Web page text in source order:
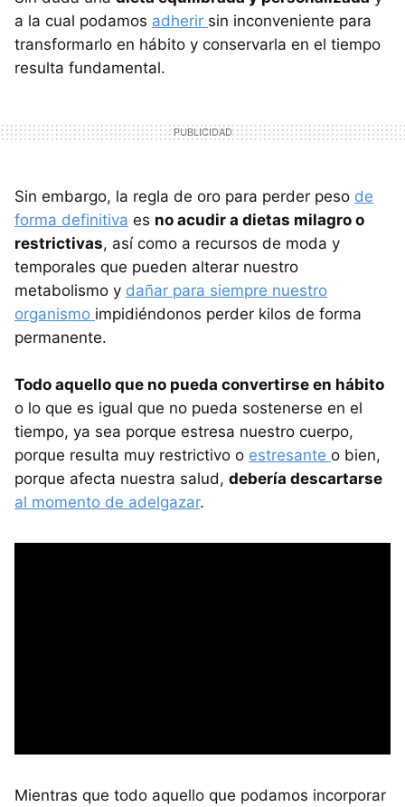
a la cual podamos adherir sin inconveniente para
transformarlo en hábito y conservarla en el tiempo
resulta fundamental.
Sin embargo, la regla de oro para perder peso de
forma definitiva es no acudir a dietas milagro o
restrictivas, así como a recursos de moda y
temporales que pueden alterar nuestro
metabolismo y dañar para siempre nuestro
organismo impidiéndonos perder kilos de forma
permanente.
Todo aquello que no pueda convertirse en hábito
o lo que es igual que no pueda sostenerse en el
tiempo, ya sea porque estresa nuestro cuerpo,
porque resulta muy restrictivo o estresante o bien,
porque afecta nuestra salud, debería descartarse
al momento de adelgazar.
Mientras que todo aquello que podamos incorporar